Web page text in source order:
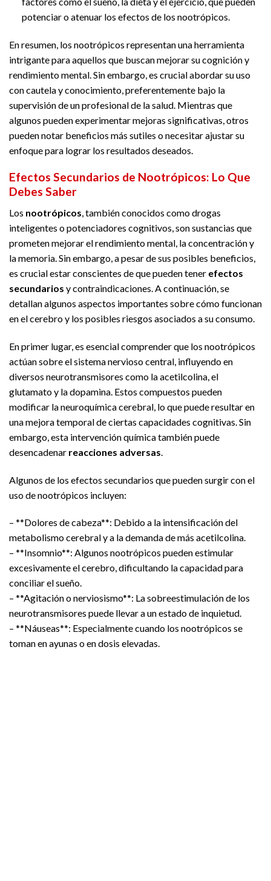
potenciar o atenuar los efectos de los nootrópicos.
En resumen, los nootrópicos representan una herramienta
intrigante para aquellos que buscan mejorar su cognición y
rendimiento mental. Sin embargo, es crucial abordar su uso
con cautela y conocimiento, preferentemente bajo la
supervisión de un profesional de la salud. Mientras que
algunos pueden experimentar mejoras significativas, otros
pueden notar beneficios más sutiles o necesitar ajustar su
enfoque para lograr los resultados deseados.
Efectos Secundarios de Nootrópicos: Lo Que
Debes Saber
Los nootrópicos, también conocidos como drogas
inteligentes o potenciadores cognitivos, son sustancias que
prometen mejorar el rendimiento mental, la concentración y
la memoria. Sin embargo, a pesar de sus posibles beneficios,
es crucial estar conscientes de que pueden tener efectos
secundarios y contraindicaciones. A continuación, se
detallan algunos aspectos importantes sobre cómo funcionan
en el cerebro y los posibles riesgos asociados a su consumo.
En primer lugar, es esencial comprender que los nootrópicos
actúan sobre el sistema nervioso central, influyendo en
diversos neurotransmisores como la acetilcolina, el
glutamato y la dopamina. Estos compuestos pueden
modificar la neuroquímica cerebral, lo que puede resultar en
una mejora temporal de ciertas capacidades cognitivas. Sin
embargo, esta intervención química también puede
desencadenar reacciones adversas.
Algunos de los efectos secundarios que pueden surgir con el
uso de nootrópicos incluyen:
– **Dolores de cabeza**: Debido a la intensificación del
metabolismo cerebral y a la demanda de más acetilcolina.
– **Insomnio**: Algunos nootrópicos pueden estimular
excesivamente el cerebro, dificultando la capacidad para
conciliar el sueño.
– **Agitación o nerviosismo**: La sobreestimulación de los
neurotransmisores puede llevar a un estado de inquietud.
– **Náuseas**: Especialmente cuando los nootrópicos se
toman en ayunas o en dosis elevadas.